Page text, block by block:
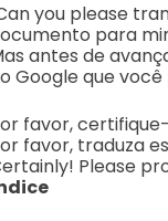
you please
para
antes de
Google que
favor,
favor, traduza
Please